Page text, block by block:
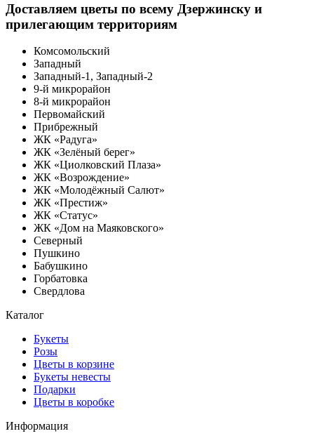
Доставляем цветы по всему Дзержинску и
прилегающим территориям
Комсомольский
Западный
Западный-1, Западный-2
9-й микрорайон
8-й микрорайон
Первомайский
Прибрежный
ЖК «Радуга»
ЖК «Зелёный берег»
ЖК «Циолковский Плаза»
ЖК «Возрождение»
ЖК «Молодёжный Салют»
ЖК «Престиж»
ЖК «Статус»
ЖК «Дом на Маяковского»
Северный
Пушкино
Бабушкино
Горбатовка
Свердлова
Каталог
Букеты
Розы
Цветы в корзине
Букеты невесты
Подарки
Цветы в коробке
Информация